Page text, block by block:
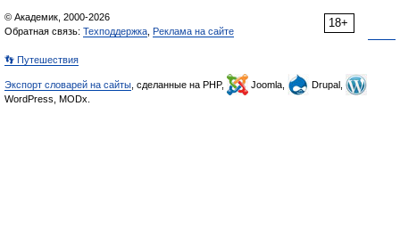
18+
© Академик, 2000-2026
Обратная связь: Техподдержка Реклама на сайте
👣 Путешествия
Экспорт словарей на сайты , сделанные на PHP, Joomla,
Drupal,
WordPress, MODx.